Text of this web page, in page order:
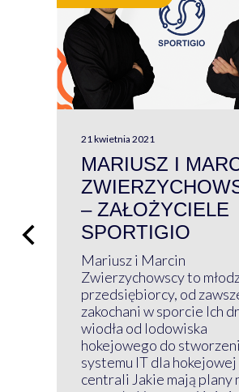
21 kwietnia 2021
MARIUSZ I
– ZAŁOŻYCIELE
SPORTIGIO
Mariusz i Marcin
Zwierzychowscy to
przedsiębiorcy, od
zakochani w sporcie Ich
wiodła od lodowiska
hokejowego do
systemu IT dla hokejowej
centrali Jakie mają plany